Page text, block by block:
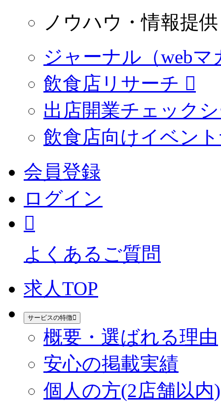
ノウハウ・情報提供
ジャーナル（webマ
飲食店リサーチ
出店開業チェック
飲食店向けイベン
会員登録
ログイン
よくあるご質問
求人TOP
サービスの特徴
概要・選ばれる理由
安心の掲載実績
個人の方(2店舗以内)